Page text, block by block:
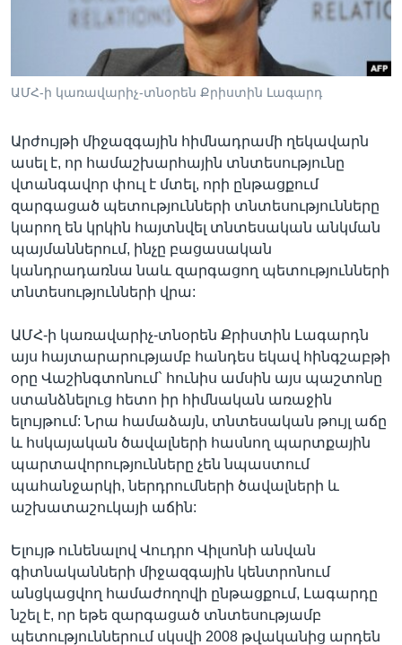
Լեզուներ
ԱՄՀ-ի կառավարիչ-տնօրեն Քրիստին Լագարդ
Արժույթի միջազգային հիմնադրամի ղեկավարն
ասել է, որ համաշխարհային տնտեսությունը
վտանգավոր փուլ է մտել, որի ընթացքում
զարգացած պետությունների տնտեսությունները
կարող են կրկին հայտնվել տնտեսական անկման
պայմաններում, ինչը բացասական
կանդրադառնա նաև զարգացող պետությունների
տնտեսությունների վրա:
ԱՄՀ-ի կառավարիչ-տնօրեն Քրիստին Լագարդն
այս հայտարարությամբ հանդես եկավ հինգշաբթի
օրը Վաշինգտոնում` հունիս ամսին այս պաշտոնը
ստանձնելուց հետո իր հիմնական առաջին
ելույթում: Նրա համաձայն, տնտեսական թույլ աճը
և հսկայական ծավալների հասնող պարտքային
պարտավորությունները չեն նպաստում
պահանջարկի, ներդրումների ծավալների և
աշխատաշուկայի աճին:
Ելույթ ունենալով Վուդրո Վիլսոնի անվան
գիտնականների միջազգային կենտրոնում
անցկացվող համաժողովի ընթացքում, Լագարդը
նշել է, որ եթե զարգացած տնտեսությամբ
պետություններում սկսվի 2008 թվականից արդեն